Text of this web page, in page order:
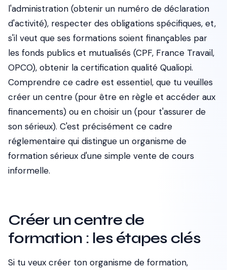
l'administration (obtenir un numéro de déclaration
d'activité), respecter des obligations spécifiques, et,
s'il veut que ses formations soient finançables par
les fonds publics et mutualisés (CPF, France Travail,
OPCO), obtenir la certification qualité Qualiopi.
Comprendre ce cadre est essentiel, que tu veuilles
créer un centre (pour être en règle et accéder aux
financements) ou en choisir un (pour t'assurer de
son sérieux). C'est précisément ce cadre
réglementaire qui distingue un organisme de
formation sérieux d'une simple vente de cours
informelle.
Créer un centre de
formation : les étapes clés
Si tu veux créer ton organisme de formation,